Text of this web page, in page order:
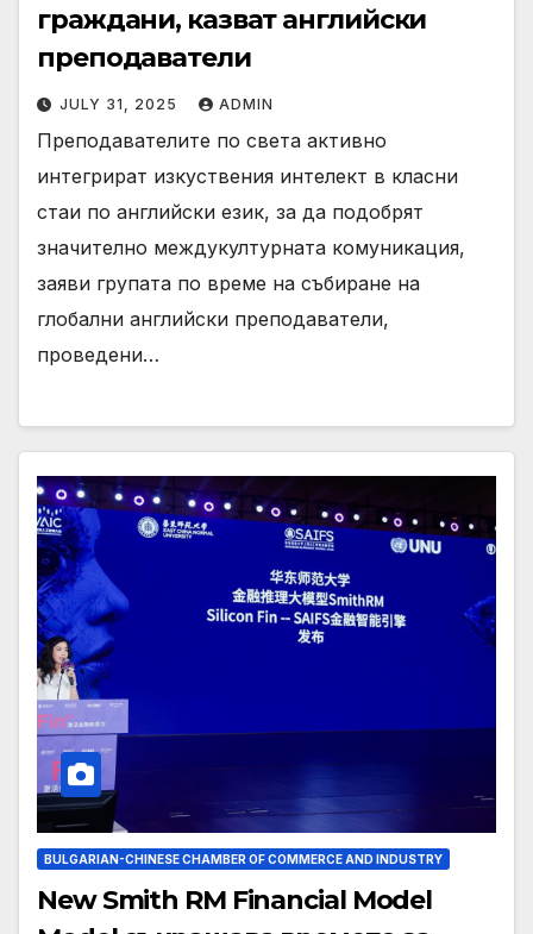
граждани, казват английски
преподаватели
JULY 31, 2025 ADMIN
Преподавателите по света активно
интегрират изкуствения интелект в класни
стаи по английски език, за да подобрят
значително междукултурната комуникация,
заяви групата по време на събиране на
глобални английски преподаватели,
проведени…
BULGARIAN-CHINESE CHAMBER OF COMMERCE AND INDUSTRY
New Smith RM Financial Model